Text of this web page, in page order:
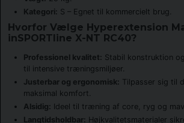
Kategori: S – Egnet til kommercielt brug.
Hvorfor Vælge Hyperextension
inSPORTline X-NT RC40?
Professionel kvalitet: Stabil konstruktion
til intensive træningsmiljøer.
Justerbar og ergonomisk: Tilpasser sig til
maksimal komfort.
Alsidig: Ideel til træning af core, ryg og
Langtidsholdbar: Højkvalitetsmaterialer